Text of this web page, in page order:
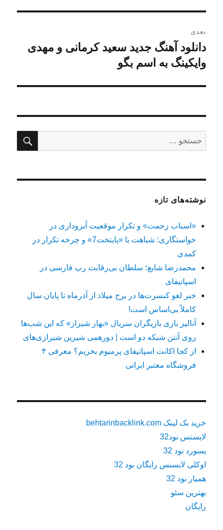
بعدی
نوشته
بعدی:
دانلود آهنگ جدید سعید کرمانی و مهدی
وایکینگ به اسم بگو
برای:
نوشته‌های تازه
«اسباب زحمت» و تکرار موقعیت آبروداری در
خواستگاری: شباهت با «پایتخت7» و چرخه تکرار در
کمدی
محمدرضا شایع؛ سلطان بی‌رقابت رپ فارسی در
اسپاتیفای
خبر لغو کنسرت‌ها در برج میلاد از آذرماه تا پایان سال
کاملاً بی‌اساس است!
آنالیز بازی بازیگران سریال «بهار شیراز» که این شب‌ها
روی آنتن شبکه دو است | دورهمی شیرین شیرازی‌های
از کجا اکانت اسپاتیفای پرمیوم بخریم؟ معرفی ۴
فروشگاه معتبر ایرانی
خرید بک لینک behtarinbacklink.com
لایسنس نود32
پسورد نود 32
اوکلی لایسنس رایگان نود 32
همیار نود 32
بهترین سئو
رایگان